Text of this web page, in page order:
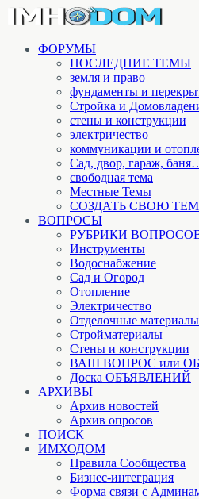
ФОРУМЫ
ПОСЛЕДНИЕ ТЕМЫ
земля и право
фундаменты и
Стройка и
стены и конструкции
электричество
коммуникации и
Cад, двор, гараж,
свободная тема
Местные Темы
СОЗДАТЬ СВОЮ
ВОПРОСЫ
РУБРИКИ
Инструменты
Водоснабжение
Сад и Огород
Отопление
Электричество
Отделочные материалы
Стройматериалы
Стены и конструкции
ВАШ ВОПРОС или
Доска ОБЪЯВЛЕНИЙ
АРХИВЫ
Архив новостей
Архив опросов
ПОИСК
ИМХОДОМ
Правила Сообщества
Бизнес-интеграция
Форма связи с